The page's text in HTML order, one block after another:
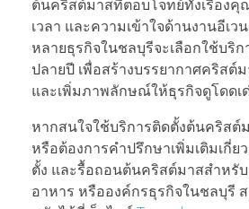
ต้นคริสต์มาสที่ตอบโจทย์ทั้งเรื่องคุ
เวลา และความเข้าใจด้านงานอีเว
หลายธุรกิจในชลบุรีจะเลือกใช้บริ
ปลายปี เพื่อสร้างบรรยากาศคริสต์
และเพิ่มภาพลักษณ์ให้ธุรกิจดูโดดเ
หากสนใจใช้บริการติดตั้งต้นคริสต์
หรือต้องการคำปรึกษาเพิ่มเติมเกี่
ตั้ง และรื้อถอนต้นคริสต์มาสสำหรับ
อาหาร หรือองค์กรธุรกิจในชลบุรี